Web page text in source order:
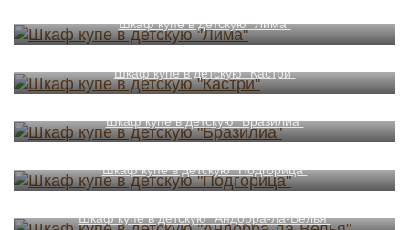
Шкаф купе в детскую "Лима"
Шкаф купе в детскую "Кастри"
Шкаф купе в детскую "Бразилиа"
Шкаф купе в детскую "Подгорица"
Шкаф купе в детскую "Андорра-ла-Велья"